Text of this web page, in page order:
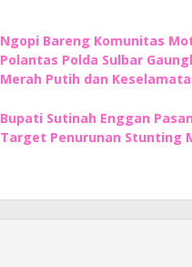
Ngopi Bareng Komunitas
Polantas Polda Sulbar
Merah Putih dan
Bupati Sutinah Enggan
Target Penurunan Stunting